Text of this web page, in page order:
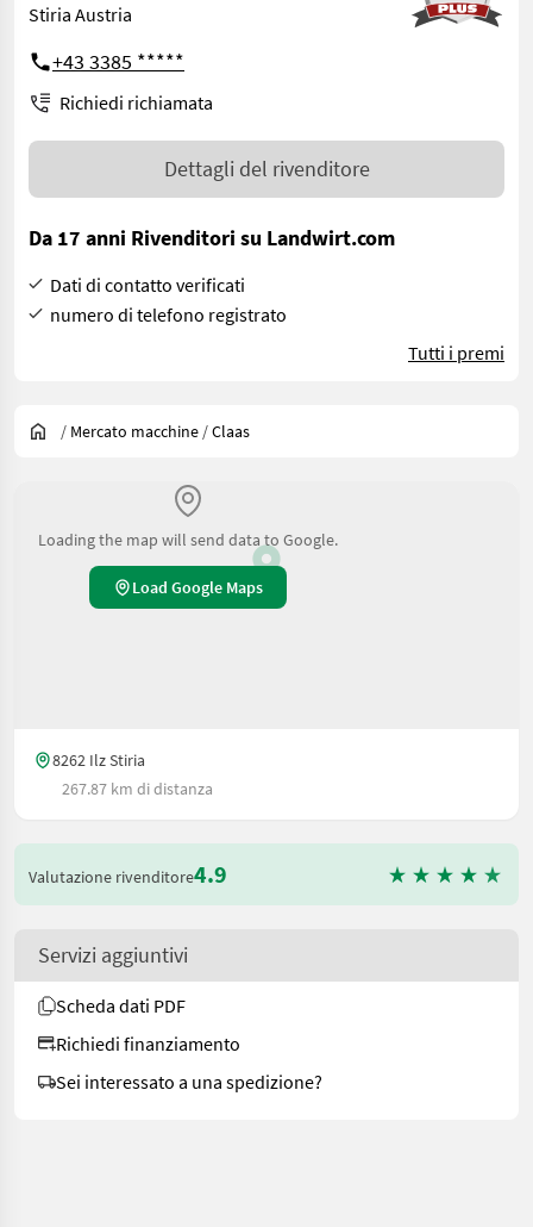
Stiria Austria
+43 3385 *****
Richiedi richiamata
Dettagli del rivenditore
Da 17 anni Rivenditori su Landwirt.com
Dati di contatto verificati
numero di telefono registrato
Tutti i premi
/ Mercato macchine /Claas
Loading the map will send data to Google.
Load Google Maps
8262 Ilz Stiria
267.87 km di distanza
Valutazione rivenditore4.9
Servizi aggiuntivi
Scheda dati PDF
Richiedi finanziamento
Sei interessato a una spedizione?